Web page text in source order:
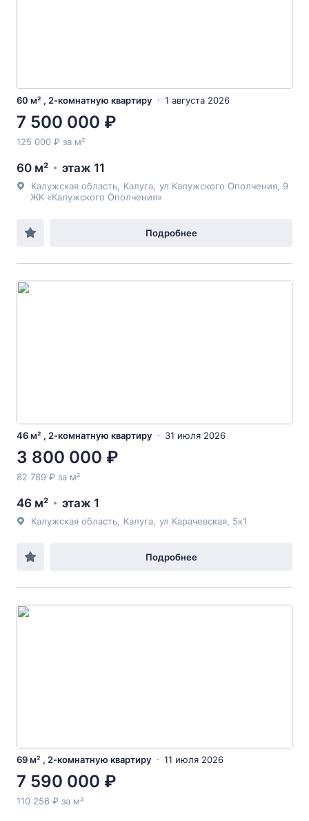
60 м² , 2-комнатную квартиру 1 августа 2026
7 500 000 ₽
125 000 ₽ за м²
60 м² этаж 11
Калужская область Калуга ул Калужского Ополчения , 9
ЖК «Калужского Ополчения»
Подробнее
46 м² , 2-комнатную квартиру 31 июля 2026
3 800 000 ₽
82 789 ₽ за м²
46 м² этаж 1
Калужская область Калуга ул Карачевская , 5к1
Подробнее
69 м² , 2-комнатную квартиру 11 июля 2026
7 590 000 ₽
110 256 ₽ за м²